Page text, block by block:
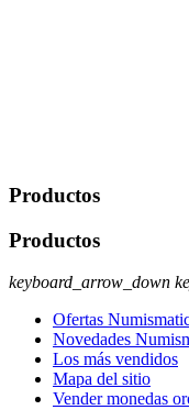
Productos
Productos
keyboard_arrow_down
Ofertas
Novedades
Los más vendidos
Mapa del sitio
Vender monedas